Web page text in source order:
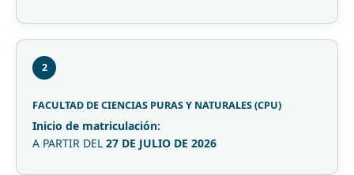
2
FACULTAD DE CIENCIAS PURAS Y NATURALES (CPU)
Inicio de matriculación:
A PARTIR DEL 27 DE JULIO DE 2026